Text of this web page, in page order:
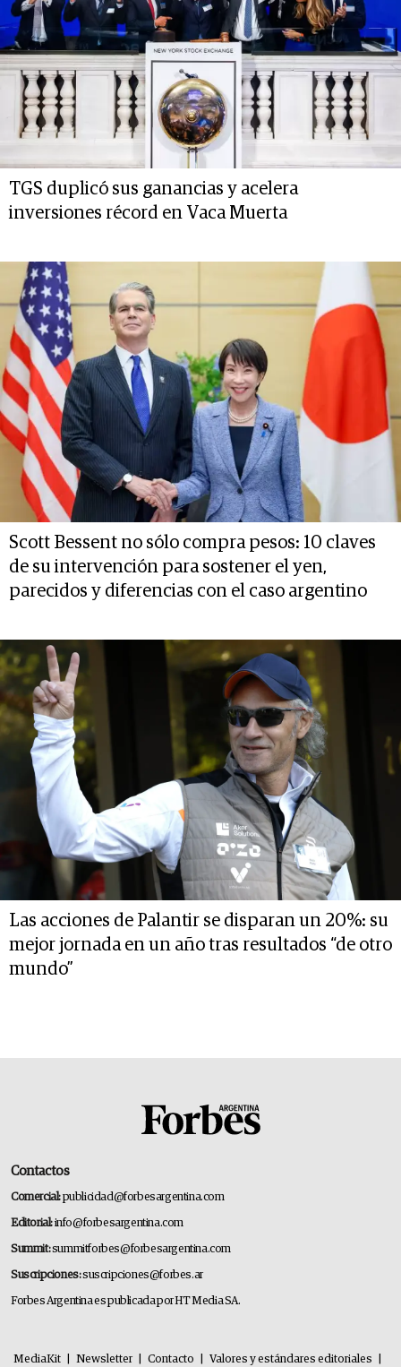
TGS duplicó sus ganancias y acelera
inversiones récord en Vaca Muerta
Scott Bessent no sólo compra pesos: 10 claves
de su intervención para sostener el yen,
parecidos y diferencias con el caso argentino
Las acciones de Palantir se disparan un 20%: su
mejor jornada en un año tras resultados “de otro
mundo”
Contactos
Comercial:publicidad@forbesargentina.com
Editorial:info@forbesargentina.com
Summit:summitforbes@forbesargentina.com
Suscripciones:suscripciones@forbes.ar
Forbes Argentina es publicada por HT Media SA.
MediaKit Newsletter Contacto Valores y estándares editoriales